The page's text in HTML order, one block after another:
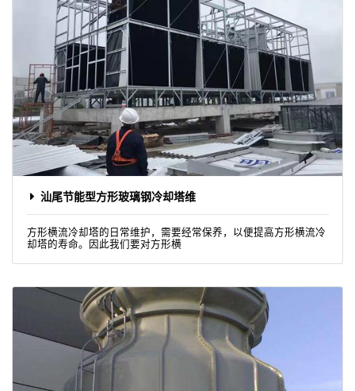
汕尾节能型方形玻璃钢冷却塔维
方形横流冷却塔的日常维护，需要经常保养，以便提高方形横流冷
却塔的寿命。因此我们要对方形横